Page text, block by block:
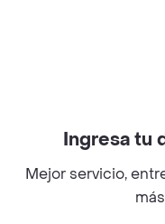
Bogotá D.C. ---
Ingresa tu
Mejor servicio,